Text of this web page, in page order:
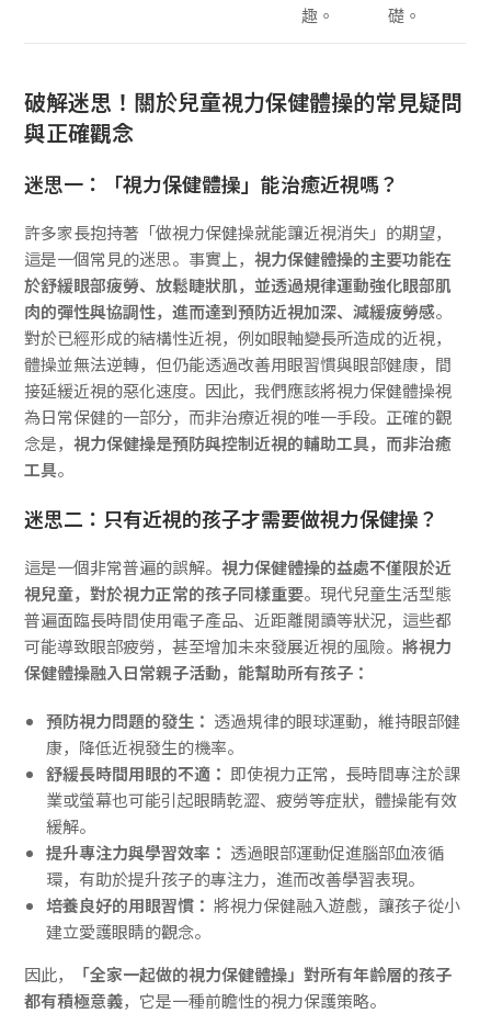
趣。
礎。
破解迷思！關於兒童視力保健體操的常見疑問
與正確觀念
迷思一：「視力保健體操」能治癒近視嗎？
許多家長抱持著「做視力保健操就能讓近視消失」的期望，
這是一個常見的迷思。事實上，視力保健體操的主要功能在
於舒緩眼部疲勞、放鬆睫狀肌，並透過規律運動強化眼部肌
肉的彈性與協調性，進而達到預防近視加深、減緩疲勞感。
對於已經形成的結構性近視，例如眼軸變長所造成的近視，
體操並無法逆轉，但仍能透過改善用眼習慣與眼部健康，間
接延緩近視的惡化速度。因此，我們應該將視力保健體操視
為日常保健的一部分，而非治療近視的唯一手段。正確的觀
念是，視力保健操是預防與控制近視的輔助工具，而非治癒
工具。
迷思二：只有近視的孩子才需要做視力保健操？
這是一個非常普遍的誤解。視力保健體操的益處不僅限於近
視兒童，對於視力正常的孩子同樣重要。現代兒童生活型態
普遍面臨長時間使用電子產品、近距離閱讀等狀況，這些都
可能導致眼部疲勞，甚至增加未來發展近視的風險。將視力
保健體操融入日常親子活動，能幫助所有孩子：
預防視力問題的發生： 透過規律的眼球運動，維持眼部健
康，降低近視發生的機率。
舒緩長時間用眼的不適： 即使視力正常，長時間專注於課
業或螢幕也可能引起眼睛乾澀、疲勞等症狀，體操能有效
緩解。
提升專注力與學習效率： 透過眼部運動促進腦部血液循
環，有助於提升孩子的專注力，進而改善學習表現。
培養良好的用眼習慣： 將視力保健融入遊戲，讓孩子從小
建立愛護眼睛的觀念。
因此，
「全家一起做的視力保健體操」對所有年齡層的孩子
都有積極意義，它是一種前瞻性的視力保護策略。